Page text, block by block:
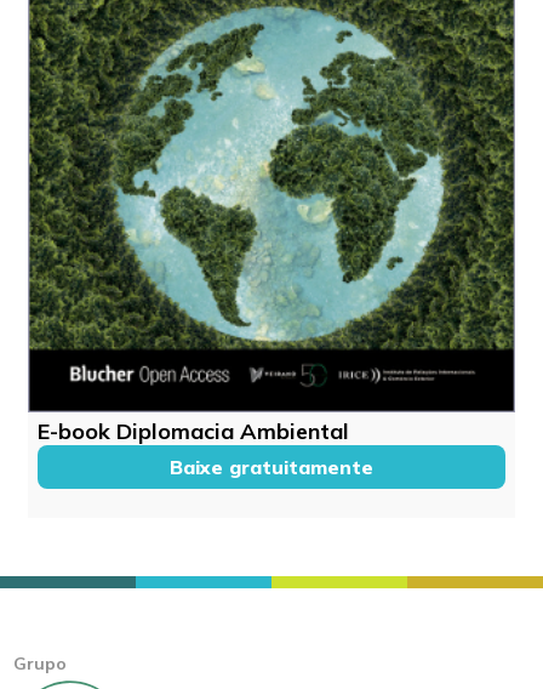
E-book Diplomacia Ambiental
Baixe gratuitamente
Grupo